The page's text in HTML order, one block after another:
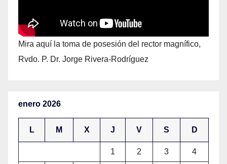
Mira aquí la toma de posesión del rector magnífico,
Rvdo. P. Dr. Jorge Rivera-Rodríguez
enero 2026
L M X J V S D
1 2 3 4